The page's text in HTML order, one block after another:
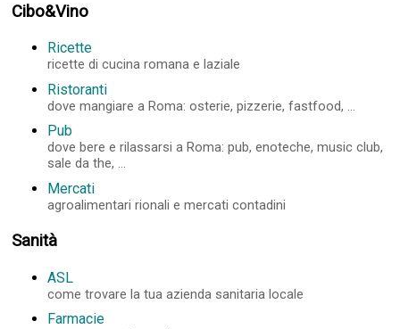
Cibo&Vino
Ricette
ricette di cucina romana e laziale
Ristoranti
dove mangiare a Roma: osterie, pizzerie, fastfood, ...
Pub
dove bere e rilassarsi a Roma: pub, enoteche, music club,
sale da the, ...
Mercati
agroalimentari rionali e mercati contadini
Sanità
ASL
come trovare la tua azienda sanitaria locale
Farmacie